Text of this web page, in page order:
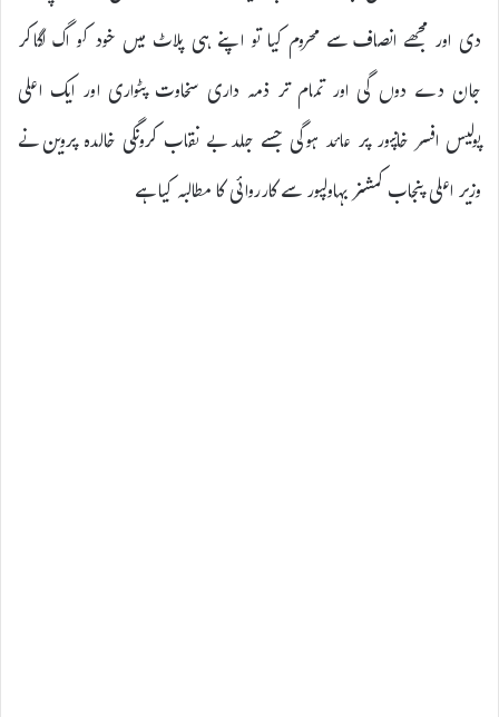
دی اور مجھے انصاف سے محروم کیا تو اپنے ہی پلاٹ میں خود کو اگ لگاکر
جان دے دوں گی اور تمام تر ذمہ داری سخاوت پٹواری اور ایک اعلی
پولیس افسر خانپور پر عائد ہوگی جسے جلد بے نقاب کرونگی خالدہ پروین نے
وزیر اعلی پنجاب کمشنر بہاولپور سے کارروائی کا مطالبہ کیا ہے